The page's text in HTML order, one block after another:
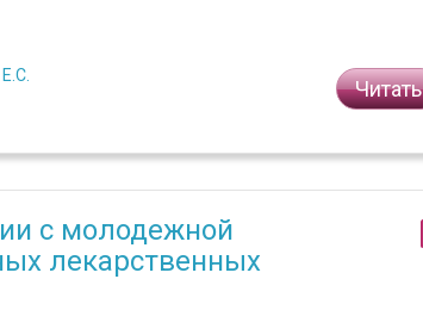
Читать
с молодежной
лекарственных